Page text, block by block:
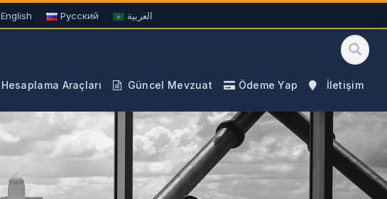
English Русский العربية
Hesaplama Araçları Güncel Mevzuat Ödeme Yap İletişim